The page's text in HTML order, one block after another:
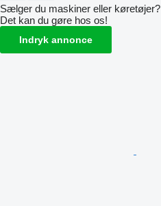
Sælger du maskiner eller køretøjer?
Det kan du gøre hos os!
Indryk annonce